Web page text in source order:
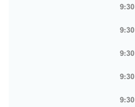
9:30
9:30
9:30
9:30
9:30